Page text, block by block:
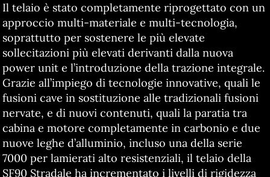
Il telaio è stato completamente riprogettato con un
approccio multi-materiale e multi-tecnologia,
soprattutto per sostenere le più elevate
sollecitazioni più elevati derivanti dalla nuova
power unit e l’introduzione della trazione integrale.
Grazie all’impiego di tecnologie innovative, quali le
fusioni cave in sostituzione alle tradizionali fusioni
nervate, e di nuovi contenuti, quali la paratia tra
cabina e motore completamente in carbonio e due
nuove leghe d’alluminio, incluso una della serie
7000 per lamierati alto resistenziali, il telaio della
SF90 Stradale ha incrementato i livelli di rigidezza